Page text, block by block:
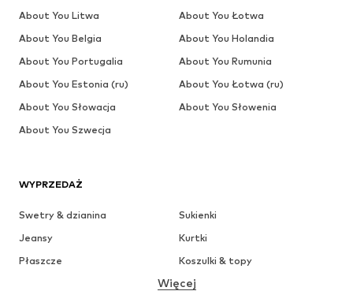
WYPRZEDAŻ
Swetry & dzianina
Sukienki
Jeansy
Kurtki
Płaszcze
Koszulki & topy
Bielizna
Więcej
About You Litwa
About You Łotwa
About You Belgia
About You Holandia
About You Portugalia
About You Rumunia
About You Estonia (ru)
About You Łotwa (ru)
About You Słowacja
About You Słowenia
About You Szwecja